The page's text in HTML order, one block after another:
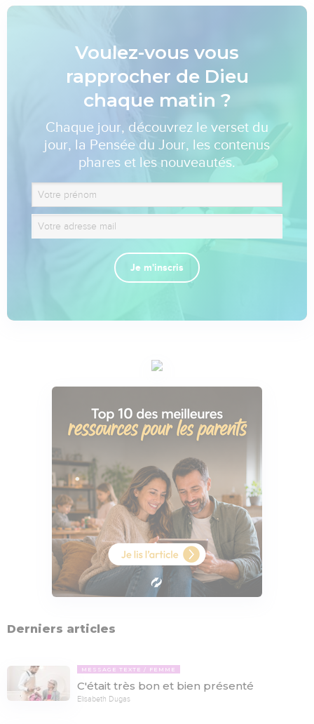
Voulez-vous vous
rapprocher de Dieu
chaque matin ?
Chaque jour, découvrez le verset du
jour, la Pensée du Jour, les contenus
phares et les nouveautés.
Je m'inscris
Derniers articles
MESSAGE TEXTE FEMME
C'était très bon et bien présenté
Elisabeth Dugas